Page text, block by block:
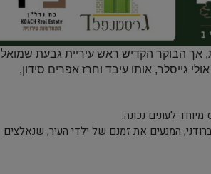
אך הבוקר הקדיש ראש עיריית גבעת שמואל
גייסלר, אותו עיבד וחרז אפרים סידון,
לעונים נכונה.
המנעים את זמנם של ילדי העיר, שנאלצים